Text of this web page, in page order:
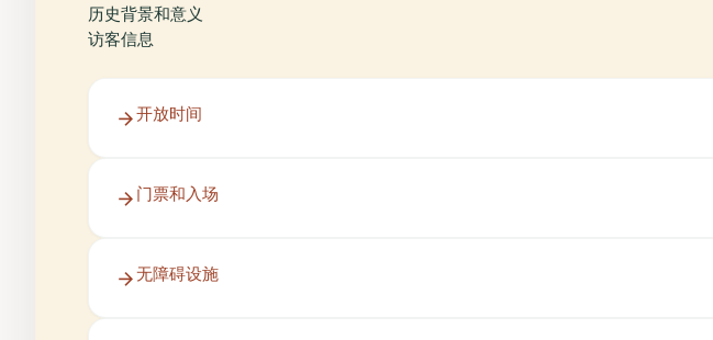
历史背景和意义
访客信息
开放时间
门票和入场
无障碍设施